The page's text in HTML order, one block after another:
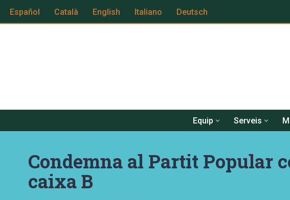
Español Català English Italiano Deutsch
Equip Serveis
Condemna al Partit Popular
caixa B